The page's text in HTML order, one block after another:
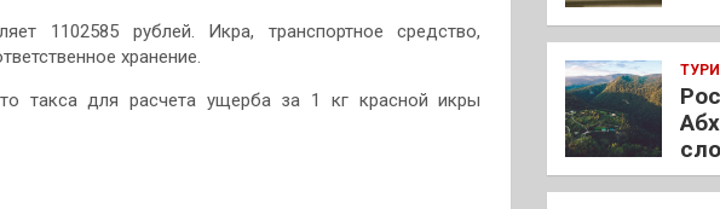
1102585 рублей. Икра, транспортное средство,
хранение.
такса для расчета ущерба за 1 кг красной икры